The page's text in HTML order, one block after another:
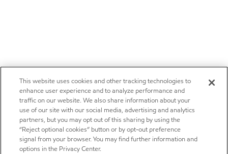
This website uses cookies and other tracking technologies to
enhance user experience and to analyze performance and
traffic on our website. We also share information about your
use of our site with our social media, advertising and analytics
partners, but you may opt out of this sharing by using the
“Reject optional cookies” button or by opt-out preference
signal from your browser. You may find further information and
options in the Privacy Center.